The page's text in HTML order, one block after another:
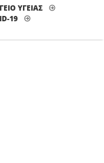
ΥΓΕΙΑΣ
19